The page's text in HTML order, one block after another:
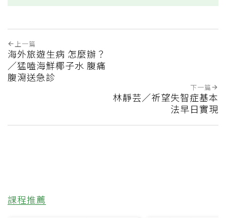
上一篇
海外旅遊生病 怎麼辦？
／猛嗑海鮮椰子水 腹痛
腹瀉送急診
下一篇
林靜芸／祈望失智症基本
法早日實現
課程推薦